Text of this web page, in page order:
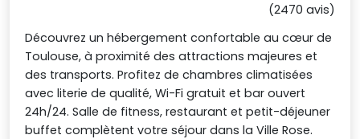
(2470 avis)
Découvrez un hébergement confortable au cœur de
Toulouse, à proximité des attractions majeures et
des transports. Profitez de chambres climatisées
avec literie de qualité, Wi-Fi gratuit et bar ouvert
24h/24. Salle de fitness, restaurant et petit-déjeuner
buffet complètent votre séjour dans la Ville Rose.